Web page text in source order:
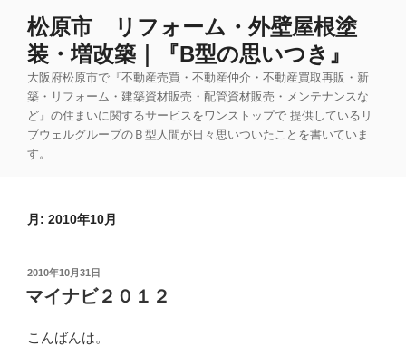
松原市 リフォーム・外壁屋根塗
装・増改築｜『B型の思いつき』
大阪府松原市で『不動産売買・不動産仲介・不動産買取再販・新
築・リフォーム・建築資材販売・配管資材販売・メンテナンスな
ど』の住まいに関するサービスをワンストップで 提供しているリ
ブウェルグループのＢ型人間が日々思いついたことを書いていま
す。
月: 2010年10月
投
日:
2010年10月31日
マイナビ２０１２
こんばんは。